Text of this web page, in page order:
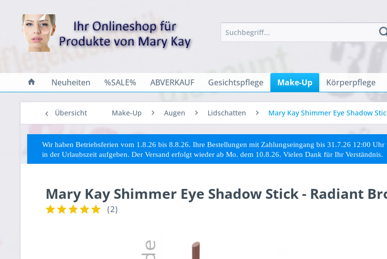
Neuheiten %SALE% ABVERKAUF Gesichtspflege Make-Up Körperpflege
Übersicht Make-Up Augen Lidschatten Mary Kay Shimmer Eye Shadow
Wir haben Betriebsferien vom 1.8.26 bis 8.8.26. Ihre Bestellungen mit Zahlungseingang bis 31.7.26 12:00
in der Urlaubszeit aufgeben. Der Versand erfolgt wieder ab Mo. dem 10.8.26. Vielen Dank für Ihr Verständnis.
Mary Kay Shimmer Eye Shadow Stick - Radiant
(2)